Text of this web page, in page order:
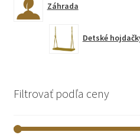
Záhrada
Detské
Filtrovať podľa ceny